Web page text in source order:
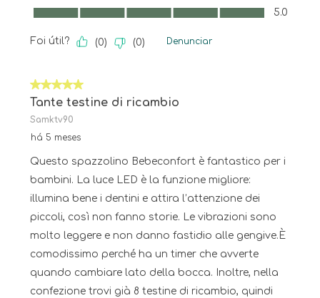
Qualidade, 5.0 em 5
5.0
Foi útil? (0) (0) Denunciar
5 em 5 estrelas.
Tante testine di ricambio
Samktv90
há 5 meses
Questo spazzolino Bebeconfort è fantastico per i
bambini. La luce LED è la funzione migliore:
illumina bene i dentini e attira l’attenzione dei
piccoli, così non fanno storie. Le vibrazioni sono
molto leggere e non danno fastidio alle gengive. ​È
comodissimo perché ha un timer che avverte
quando cambiare lato della bocca. Inoltre, nella
confezione trovi già 8 testine di ricambio, quindi